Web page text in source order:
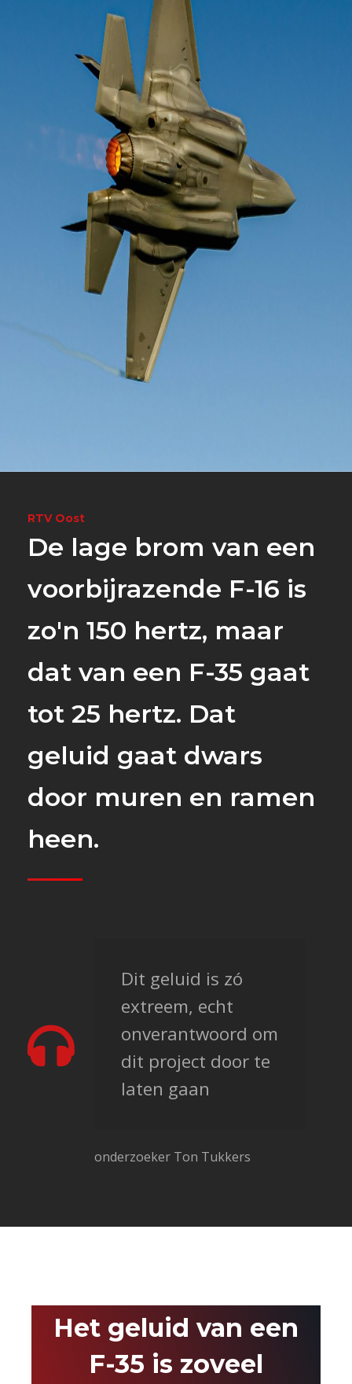
RTV Oost
De lage brom van een
voorbijrazende F-16 is
zo'n 150 hertz, maar
dat van een F-35 gaat
tot 25 hertz. Dat
geluid gaat dwars
door muren en ramen
heen.
Dit geluid is zó
extreem, echt
onverantwoord om
dit project door te
laten gaan
onderzoeker Ton Tukkers
Het geluid van een
F-35 is zoveel